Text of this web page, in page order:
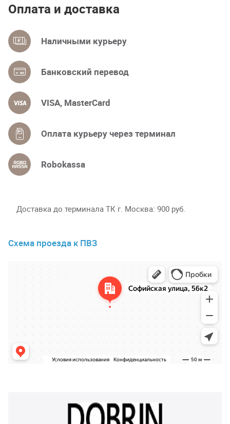
Оплата и доставка
Наличными курьеру
Банковский перевод
VISA, MasterCard
Оплата курьеру через терминал
Robokassa
Доставка до терминала ТК г. Москва 900 руб.
Схема проезда к ПВЗ